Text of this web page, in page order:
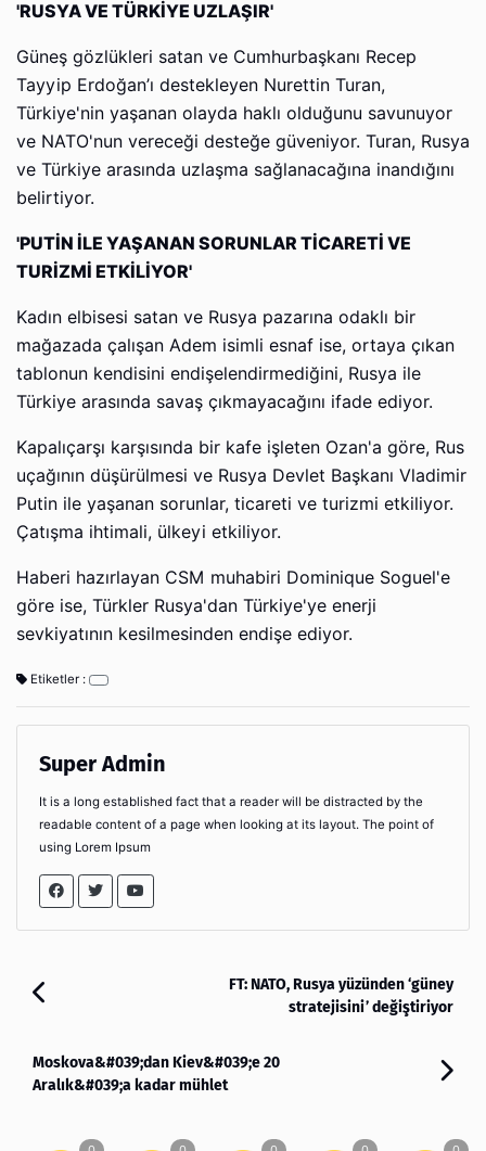
'RUSYA VE TÜRKİYE UZLAŞIR'
Güneş gözlükleri satan ve Cumhurbaşkanı Recep
Tayyip Erdoğan’ı destekleyen Nurettin Turan,
Türkiye'nin yaşanan olayda haklı olduğunu savunuyor
ve NATO'nun vereceği desteğe güveniyor. Turan, Rusya
ve Türkiye arasında uzlaşma sağlanacağına inandığını
belirtiyor.
'PUTİN İLE YAŞANAN SORUNLAR TİCARETİ VE
TURİZMİ ETKİLİYOR'
Kadın elbisesi satan ve Rusya pazarına odaklı bir
mağazada çalışan Adem isimli esnaf ise, ortaya çıkan
tablonun kendisini endişelendirmediğini, Rusya ile
Türkiye arasında savaş çıkmayacağını ifade ediyor.
Kapalıçarşı karşısında bir kafe işleten Ozan'a göre, Rus
uçağının düşürülmesi ve Rusya Devlet Başkanı Vladimir
Putin ile yaşanan sorunlar, ticareti ve turizmi etkiliyor.
Çatışma ihtimali, ülkeyi etkiliyor.
Haberi hazırlayan CSM muhabiri Dominique Soguel'e
göre ise, Türkler Rusya'dan Türkiye'ye enerji
sevkiyatının kesilmesinden endişe ediyor.
Etiketler :
Super Admin
It is a long established fact that a reader will be distracted by the
readable content of a page when looking at its layout. The point of
using Lorem Ipsum
FT: NATO, Rusya yüzünden ‘güney
stratejisini’ değiştiriyor
Moskova&#039;dan Kiev&#039;e 20
Aralık&#039;a kadar mühlet